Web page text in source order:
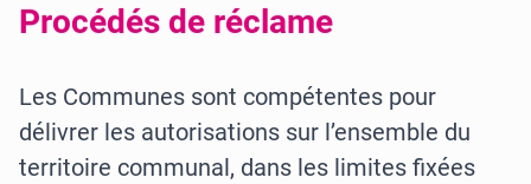
Procédés de réclame
Les Communes sont compétentes pour
délivrer les autorisations sur l’ensemble du
territoire communal, dans les limites fixées